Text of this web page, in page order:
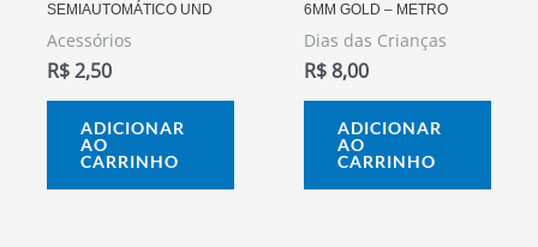
SEMIAUTOMÁTICO UND
Acessórios
R$2,50
ADICIONAR
AO
CARRINHO
6MM GOLD – METRO
Dias das Crianças
R$8,00
ADICIONAR
AO
CARRINHO